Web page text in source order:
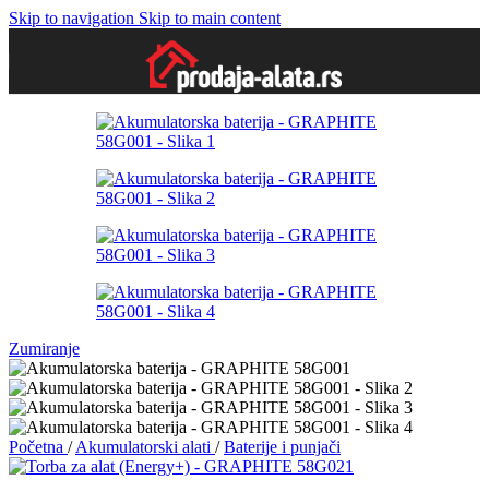
Skip to navigation Skip to main content
Zumiranje
Početna / Akumulatorski alati / Baterije i punjači